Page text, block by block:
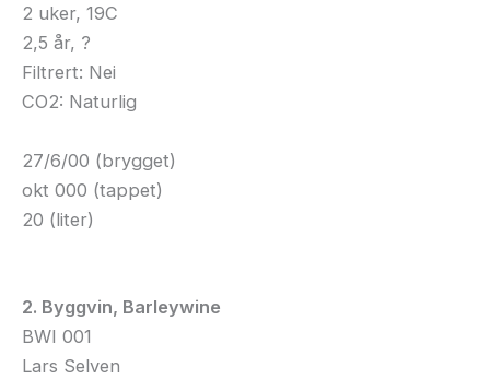
2 uker, 19C
2,5 år, ?
Filtrert: Nei
CO2: Naturlig
27/6/00 (brygget)
okt 000 (tappet)
20 (liter)
2. Byggvin, Barleywine
BWI 001
Lars Selven